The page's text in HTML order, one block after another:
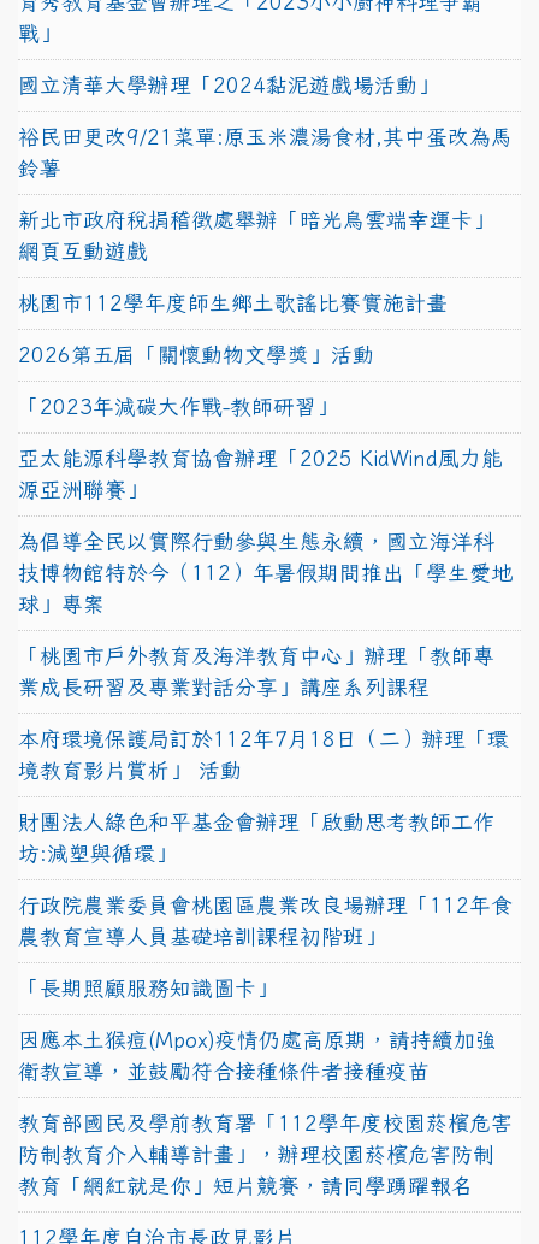
戰」
國立清華大學辦理「2024黏泥遊戲場活動」
裕民田更改9/21菜單:原玉米濃湯食材,其中蛋改為馬
鈴薯
新北市政府稅捐稽徵處舉辦「暗光鳥雲端幸運卡」
網頁互動遊戲
桃園市112學年度師生鄉土歌謠比賽實施計畫
2026第五屆「關懷動物文學獎」活動
「2023年減碳大作戰-教師研習」
亞太能源科學教育協會辦理「2025 KidWind風力能
源亞洲聯賽」
為倡導全民以實際行動參與生態永續，國立海洋科
技博物館特於今（112）年暑假期間推出「學生愛地
球」專案
「桃園市戶外教育及海洋教育中心」辦理「教師專
業成長研習及專業對話分享」講座系列課程
本府環境保護局訂於112年7月18日（二）辦理「環
境教育影片賞析」 活動
財團法人綠色和平基金會辦理「啟動思考教師工作
坊:減塑與循環」
行政院農業委員會桃園區農業改良場辦理「112年食
農教育宣導人員基礎培訓課程初階班」
「長期照顧服務知識圖卡」
因應本土猴痘(Mpox)疫情仍處高原期，請持續加強
衛教宣導，並鼓勵符合接種條件者接種疫苗
教育部國民及學前教育署「112學年度校園菸檳危害
防制教育介入輔導計畫」，辦理校園菸檳危害防制
教育「網紅就是你」短片競賽，請同學踴躍報名
112學年度自治市長政見影片